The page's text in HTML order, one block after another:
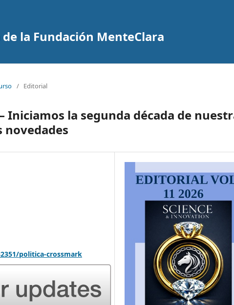
la Fundación MenteClara
/ Editorial
Iniciamos la segunda década de
novedades
politica-crossmark